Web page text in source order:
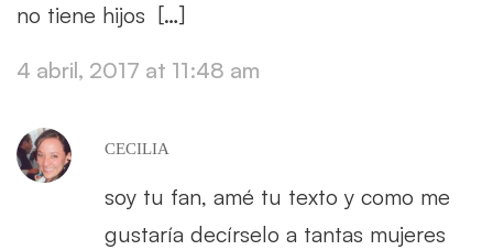
no tiene hijos […]
4 abril, 2017 at 11:48 am
CECILIA
soy tu fan, amé tu texto y como me
gustaría decírselo a tantas mujeres